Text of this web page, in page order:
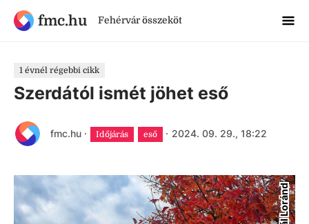
fmc.hu Fehérvár összeköt
1 évnél régebbi cikk
Szerdától ismét jöhet eső
fmc.hu · Időjárás eső · 2024. 09. 29., 18:22
Pál Loránd